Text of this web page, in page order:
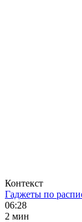
Контекст
Гаджеты по
06:28
2 мин